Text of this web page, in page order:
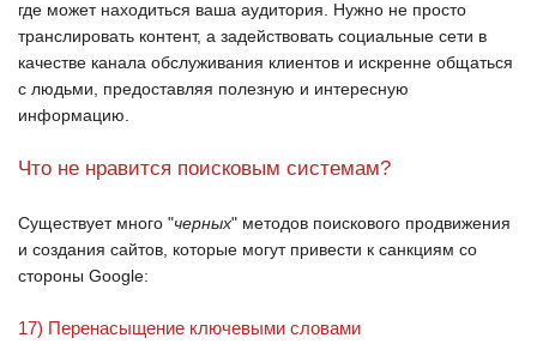
где может находиться ваша аудитория. Нужно не просто
транслировать контент, а задействовать социальные сети в
качестве канала обслуживания клиентов и искренне общаться
с людьми, предоставляя полезную и интересную
информацию.
Что не нравится поисковым системам?
Существует много "черных" методов поискового продвижения
и создания сайтов, которые могут привести к санкциям со
стороны Google:
17) Перенасыщение ключевыми словами